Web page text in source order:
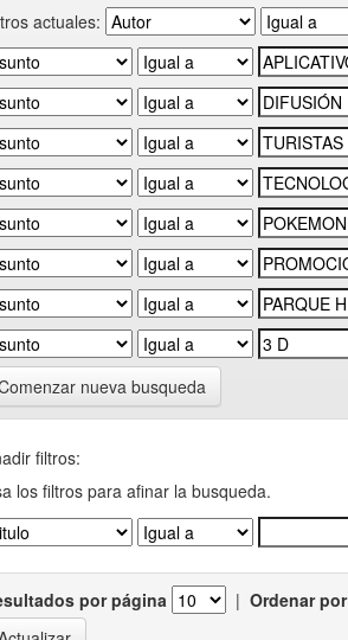
actuales:
nueva busqueda
filtros:
los filtros para afinar la busqueda.
por página | Ordenar por